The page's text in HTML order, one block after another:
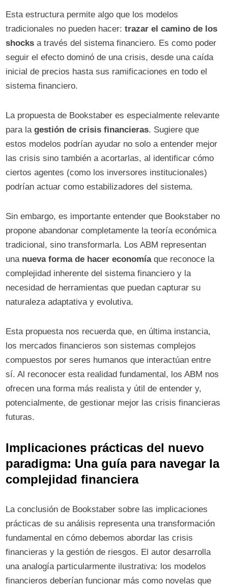
Esta estructura permite algo que los modelos
tradicionales no pueden hacer:trazar el camino de los
shocks a través del sistema financiero. Es como poder
seguir el efecto dominó de una crisis, desde una caída
inicial de precios hasta sus ramificaciones en todo el
sistema financiero.
La propuesta de Bookstaber es especialmente relevante
para lagestión de crisis financieras. Sugiere que
estos modelos podrían ayudar no solo a entender mejor
las crisis sino también a acortarlas, al identificar cómo
ciertos agentes (como los inversores institucionales)
podrían actuar como estabilizadores del sistema.
Sin embargo, es importante entender que Bookstaber no
propone abandonar completamente la teoría económica
tradicional, sino transformarla. Los ABM representan
una nueva forma de hacer economíaque reconoce la
complejidad inherente del sistema financiero y la
necesidad de herramientas que puedan capturar su
naturaleza adaptativa y evolutiva.
Esta propuesta nos recuerda que, en última instancia,
los mercados financieros son sistemas complejos
compuestos por seres humanos que interactúan entre
sí. Al reconocer esta realidad fundamental, los ABM nos
ofrecen una forma más realista y útil de entender y,
potencialmente, de gestionar mejor las crisis financieras
futuras.
Implicaciones prácticas del nuevo
paradigma: Una guía para navegar la
complejidad financiera
La conclusión de Bookstaber sobre las implicaciones
prácticas de su análisis representa una transformación
fundamental en cómo debemos abordar las crisis
financieras y la gestión de riesgos. El autor desarrolla
una analogía particularmente ilustrativa: los modelos
financieros deberían funcionar más como novelas que